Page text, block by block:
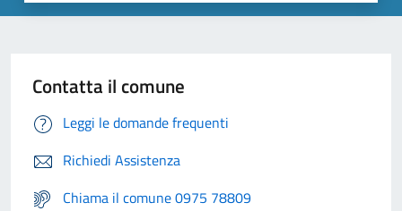
Contatta il comune
Leggi le domande frequenti
Richiedi Assistenza
Chiama il comune 0975 78809